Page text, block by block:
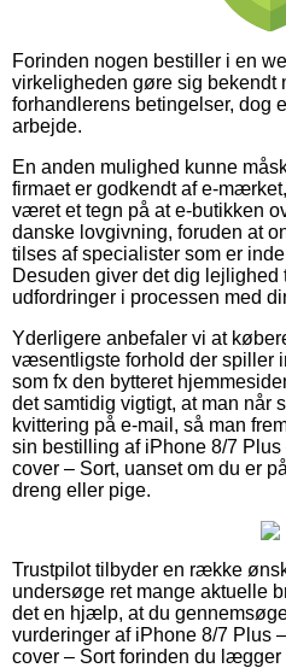
Forinden nogen bestiller i en
virkeligheden gøre sig bekendt
forhandlerens betingelser, dog
arbejde.
En anden mulighed kunne
firmaet er godkendt af e-
været et tegn på at e-butikken
danske lovgivning, foruden at
tilses af specialister som er
Desuden giver det dig lejlighed
udfordringer i processen med
Yderligere anbefaler vi at
væsentligste forhold der spiller
som fx den bytteret
det samtidig vigtigt, at man når
kvittering på e-mail, så man
sin bestilling af iPhone 8/7
cover – Sort, uanset om du er
dreng eller pige.
Trustpilot tilbyder en række
undersøge ret mange aktuelle
det en hjælp, at du
vurderinger af iPhone 8/7 Plus
cover – Sort forinden du lægger